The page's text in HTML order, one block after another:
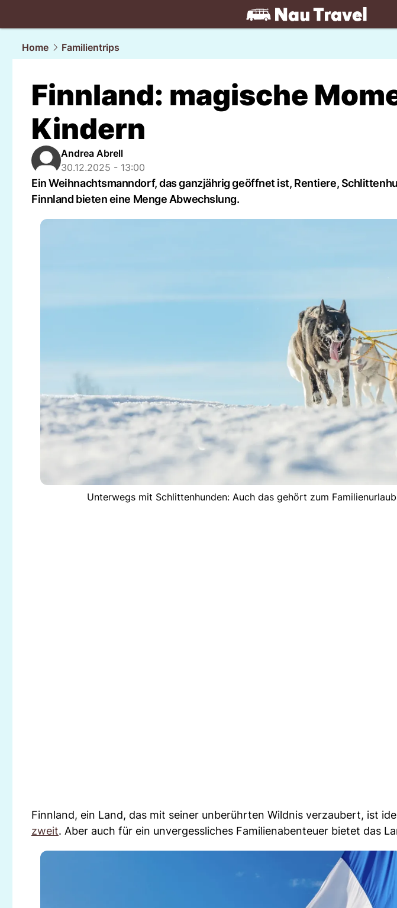
travel.NAU.ch
Home
Familientrips
Finnland: magische
Kindern
Andrea Abrell
30.12.2025 - 13:00
Ein Weihnachtsmanndorf, das ganzjährig geöffnet ist, Rentiere,
Finnland bieten eine Menge Abwechslung.
Unterwegs mit Schlittenhunden: Auch das gehört zum
Finnland, ein Land, das mit seiner unberührten Wildnis verzaubert, ist
zweit. Aber auch für ein unvergessliches Familienabenteuer bietet das